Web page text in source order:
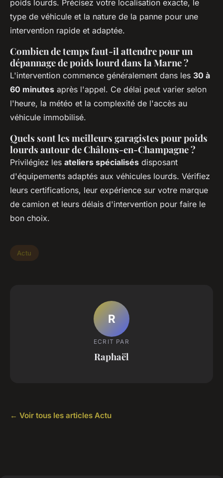
poids lourds. Précisez votre localisation exacte, le
type de véhicule et la nature de la panne pour une
intervention rapide et adaptée.
Combien de temps faut-il attendre pour un
dépannage de poids lourd dans la Marne ?
L'intervention commence généralement dans les 30 à
60 minutes après l'appel. Ce délai peut varier selon
l'heure, la météo et la complexité de l'accès au
véhicule immobilisé.
Quels sont les meilleurs garagistes pour poids
lourds autour de Châlons-en-Champagne ?
Privilégiez les ateliers spécialisés disposant
d'équipements adaptés aux véhicules lourds. Vérifiez
leurs certifications, leur expérience sur votre marque
de camion et leurs délais d'intervention pour faire le
bon choix.
Actu
R
ECRIT PAR
Raphaël
← Voir tous les articles Actu